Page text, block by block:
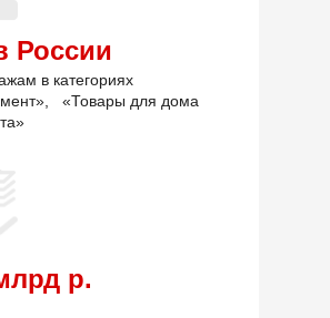
России
в категориях
«Товары для дома
р.